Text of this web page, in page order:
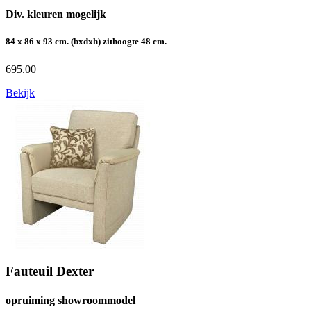
Div. kleuren mogelijk
84 x 86 x 93 cm. (bxdxh) zithoogte 48 cm.
695.00
Bekijk
Fauteuil Dexter
opruiming showroommodel